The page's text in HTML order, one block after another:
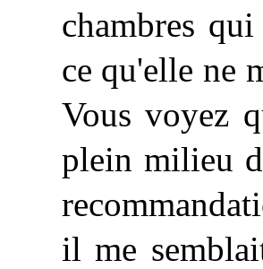
chambres
ce qu'elle ne
Vous voyez
plein milieu
il me